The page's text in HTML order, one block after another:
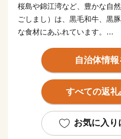
桜島や錦江湾など、豊かな自
ごしまし）は、黒毛和牛、黒
な食材にあふれています。
産地ならではの味である焼酎
い“食”の宝庫です。
伝統の技を受け継ぎ、高い技
また、南の交流拠点都市とし
自治体情
すべての返
お気に入り